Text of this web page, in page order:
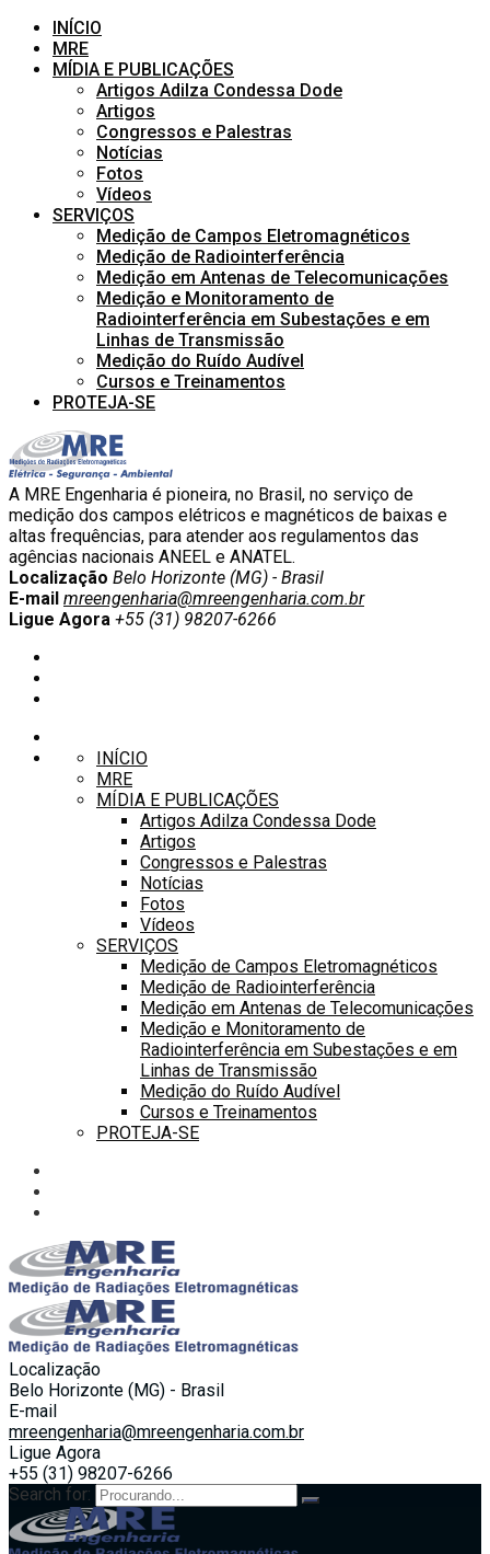
INÍCIO
MRE
MÍDIA E PUBLICAÇÕES
Artigos Adilza Condessa Dode
Artigos
Congressos e Palestras
Notícias
Fotos
Vídeos
SERVIÇOS
Medição de Campos Eletromagnéticos
Medição de Radiointerferência
Medição em Antenas de Telecomunicações
Medição e Monitoramento de
Radiointerferência em Subestações e em
Linhas de Transmissão
Medição do Ruído Audível
Cursos e Treinamentos
PROTEJA-SE
A MRE Engenharia é pioneira, no Brasil, no serviço de
medição dos campos elétricos e magnéticos de baixas e
altas frequências, para atender aos regulamentos das
agências nacionais ANEEL e ANATEL.
Localização Belo Horizonte (MG) - Brasil
E-mail mreengenharia@mreengenharia.com.br
Ligue Agora +55 (31) 98207-6266
INÍCIO
MRE
MÍDIA E PUBLICAÇÕES
Artigos Adilza Condessa Dode
Artigos
Congressos e Palestras
Notícias
Fotos
Vídeos
SERVIÇOS
Medição de Campos Eletromagnéticos
Medição de Radiointerferência
Medição em Antenas de Telecomunicações
Medição e Monitoramento de
Radiointerferência em Subestações e em
Linhas de Transmissão
Medição do Ruído Audível
Cursos e Treinamentos
PROTEJA-SE
Localização
Belo Horizonte (MG) - Brasil
E-mail
mreengenharia@mreengenharia.com.br
Ligue Agora
+55 (31) 98207-6266
Search for: